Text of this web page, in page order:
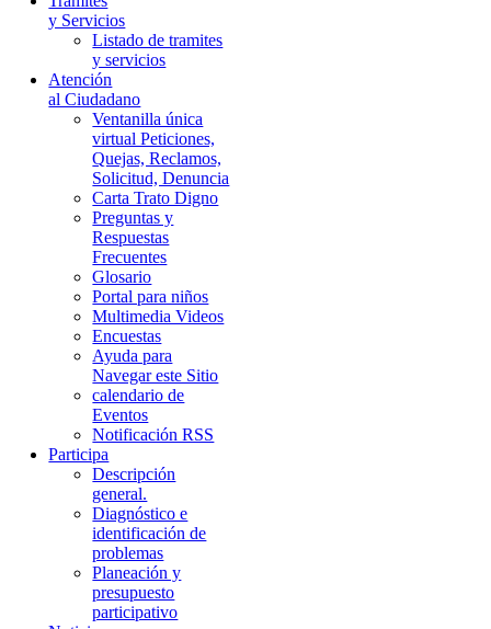
y Servicios
Listado de tramites
y servicios
Atención
al Ciudadano
Ventanilla única
virtual Peticiones,
Quejas, Reclamos,
Solicitud, Denuncia
Carta Trato Digno
Preguntas y
Respuestas
Frecuentes
Glosario
Portal para niños
Multimedia Videos
Encuestas
Ayuda para
Navegar este Sitio
calendario de
Eventos
Notificación RSS
Participa
Descripción
general.
Diagnóstico e
identificación de
problemas
Planeación y
presupuesto
participativo